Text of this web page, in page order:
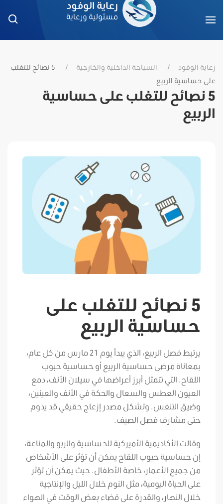
رعاية الوفود السياحة الداخلية والخارجية
5 نصائح للتغلب
على حساسية الربيع
5 نصائح للتغلب على حساسية
الربيع
5 نصائح للتغلب على
حساسية الربيع
يرتبط فصل الربيع، الذي يبدأ يوم 21 مارس من كل عام،
بمعاناة مرضى حساسية الربيع أو حساسية حبوب
اللقاح. التي تتمثل أبرز أعراضها في سيلان الأنف، دمع
العيون العطس والسعال والحكة في الأنف والعينين،
وضيق التنفس. وتشكل مصدر إزعاج حقيقي قد يدوم
حتى مشارف فصل الصيف.
وقالت الأكاديمية الأميركية للحساسية والربو والمناعة،
إن حساسية حبوب اللقاح يمكن أن تؤثر على الأشخاص
من جميع الأعمار، خاصة الأطفال. حيث يمكن أن تؤثر
على الحياة اليومية، مثل النوم خلال الليل والإنتاجية
خلال النهار، والقدرة على قضاء بعض الوقت في الهواء